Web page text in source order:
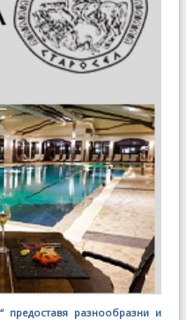
предоставя разнообразни и